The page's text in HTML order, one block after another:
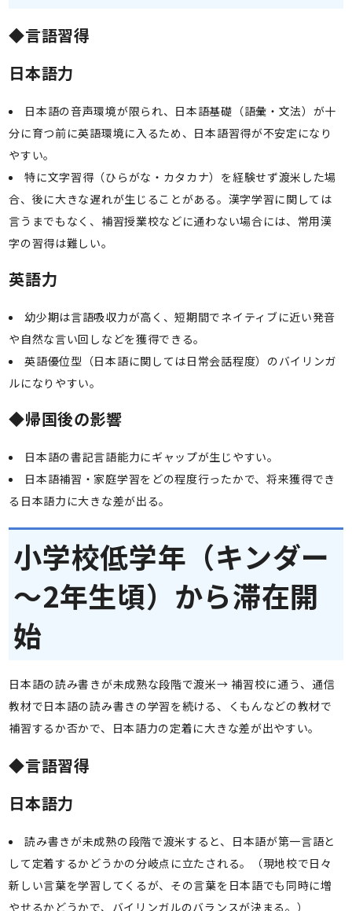
◆言語習得
日本語力
日本語の音声環境が限られ、日本語基礎（語彙・文法）が十
分に育つ前に英語環境に入るため、日本語習得が不安定になり
やすい。
特に文字習得（ひらがな・カタカナ）を経験せず渡米した場
合、後に大きな遅れが生じることがある。漢字学習に関しては
言うまでもなく、補習授業校などに通わない場合には、常用漢
字の習得は難しい。
英語力
幼少期は言語吸収力が高く、短期間でネイティブに近い発音
や自然な言い回しなどを獲得できる。
英語優位型（日本語に関しては日常会話程度）のバイリンガ
ルになりやすい。
◆帰国後の影響
日本語の書記言語能力にギャップが生じやすい。
日本語補習・家庭学習をどの程度行ったかで、将来獲得でき
る日本語力に大きな差が出る。
小学校低学年（キンダー
～2年生頃）から滞在開
始
日本語の読み書きが未成熟な段階で渡米→ 補習校に通う、通信
教材で日本語の読み書きの学習を続ける、くもんなどの教材で
補習するか否かで、日本語力の定着に大きな差が出やすい。
◆言語習得
日本語力
読み書きが未成熟の段階で渡米すると、日本語が第一言語と
して定着するかどうかの分岐点に立たされる。（現地校で日々
新しい言葉を学習してくるが、その言葉を日本語でも同時に増
やせるかどうかで、バイリンガルのバランスが決まる。）